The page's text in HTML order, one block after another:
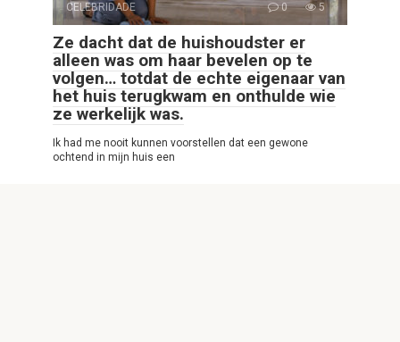
CELEBRIDADE 0 5
Ze dacht dat de huishoudster er
alleen was om haar bevelen op te
volgen… totdat de echte eigenaar van
het huis terugkwam en onthulde wie
ze werkelijk was.
Ik had me nooit kunnen voorstellen dat een gewone
ochtend in mijn huis een